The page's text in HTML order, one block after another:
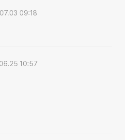
09:18
10:57